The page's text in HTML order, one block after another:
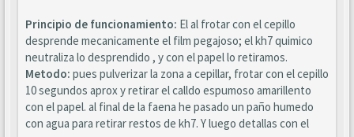
Principio de funcionamiento: El al frotar con el cepillo
desprende mecanicamente el film pegajoso; el kh7 quimico
neutraliza lo desprendido , y con el papel lo retiramos.
Metodo: pues pulverizar la zona a cepillar, frotar con el cepillo
10 segundos aprox y retirar el calldo espumoso amarillento
con el papel. al final de la faena he pasado un paño humedo
con agua para retirar restos de kh7. Y luego detallas con el